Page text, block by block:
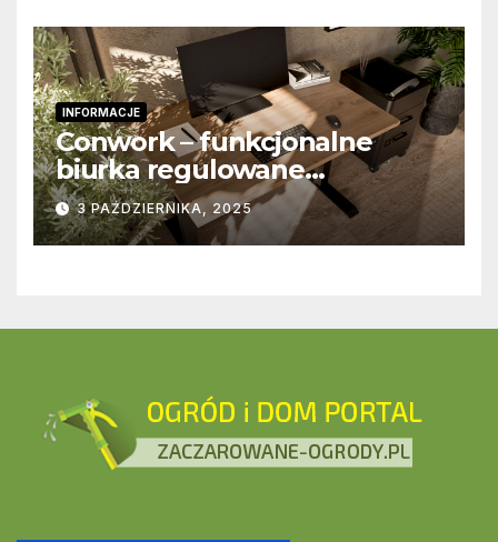
INFORMACJE
Conwork – funkcjonalne
biurka regulowane
stworzone z myślą o
nowoczesnych
przestrzeniach pracy
3 PAŹDZIERNIKA, 2025